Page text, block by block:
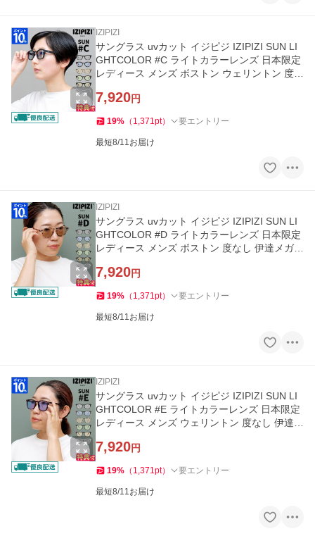
IZIPIZI
サングラス uvカット イジピジ IZIPIZI SUN LI
GHTCOLOR #C ライトカラーレンズ 日本限定
レディース メンズ ボストン ウェリントン 度な
7,920円
19% （ 1,371pt） 要エントリー
最短8/11お届け
IZIPIZI
サングラス uvカット イジピジ IZIPIZI SUN LI
GHTCOLOR #D ライトカラーレンズ 日本限定
レディース メンズ ボストン 度なし 伊達メガネ
7,920円
19% （ 1,371pt） 要エントリー
最短8/11お届け
IZIPIZI
サングラス uvカット イジピジ IZIPIZI SUN LI
GHTCOLOR #E ライトカラーレンズ 日本限定
レディース メンズ ウェリントン 度なし 伊達メ
7,920円
19% （ 1,371pt） 要エントリー
最短8/11お届け